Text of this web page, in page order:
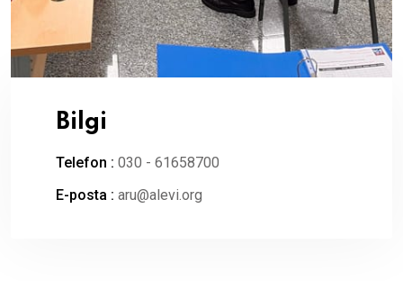
Bilgi
Telefon : 030 - 61658700
E-posta : aru@alevi.org